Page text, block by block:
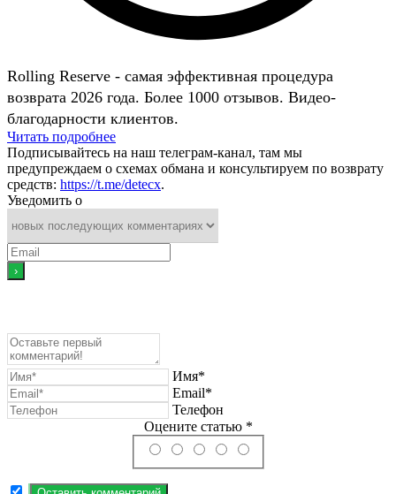
Rolling Reserve - самая эффективная процедура
возврата 2026 года. Более 1000 отзывов. Видео-
благодарности клиентов.
Читать подробнее
Подписывайтесь на наш телеграм-канал, там мы
предупреждаем о схемах обмана и консультируем по возврату
средств: https://t.me/detecx.
Уведомить о
Имя*
Email*
Телефон
Оцените статью *